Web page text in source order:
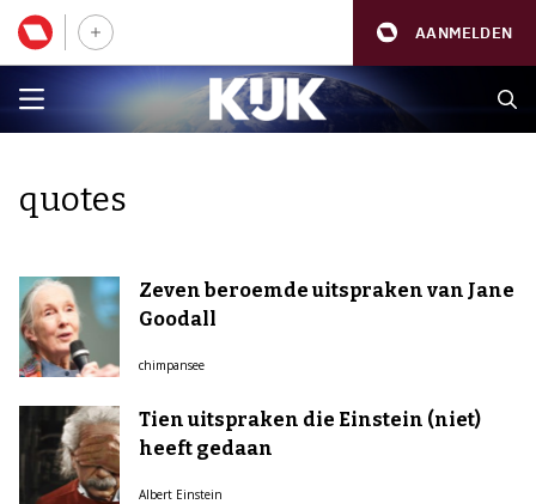
AANMELDEN
quotes
Zeven beroemde uitspraken van Jane
Goodall
chimpansee
Tien uitspraken die Einstein (niet)
heeft gedaan
Albert Einstein